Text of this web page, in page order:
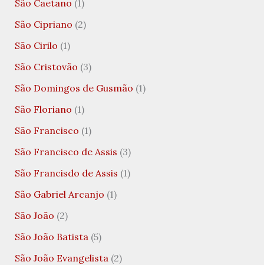
São Caetano (1)
São Cipriano (2)
São Cirilo (1)
São Cristovão (3)
São Domingos de Gusmão (1)
São Floriano (1)
São Francisco (1)
São Francisco de Assis (3)
São Francisdo de Assis (1)
São Gabriel Arcanjo (1)
São João (2)
São João Batista(5)
São João Evangelista(2)